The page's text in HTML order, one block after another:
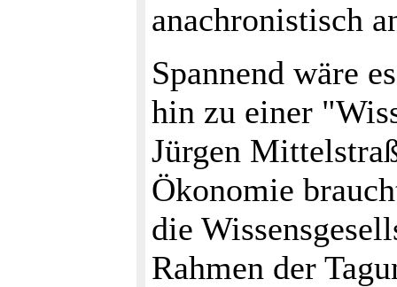
anachronistisch
Spannend wäre
hin zu einer
Jürgen
Ökonomie
die
Rahmen der